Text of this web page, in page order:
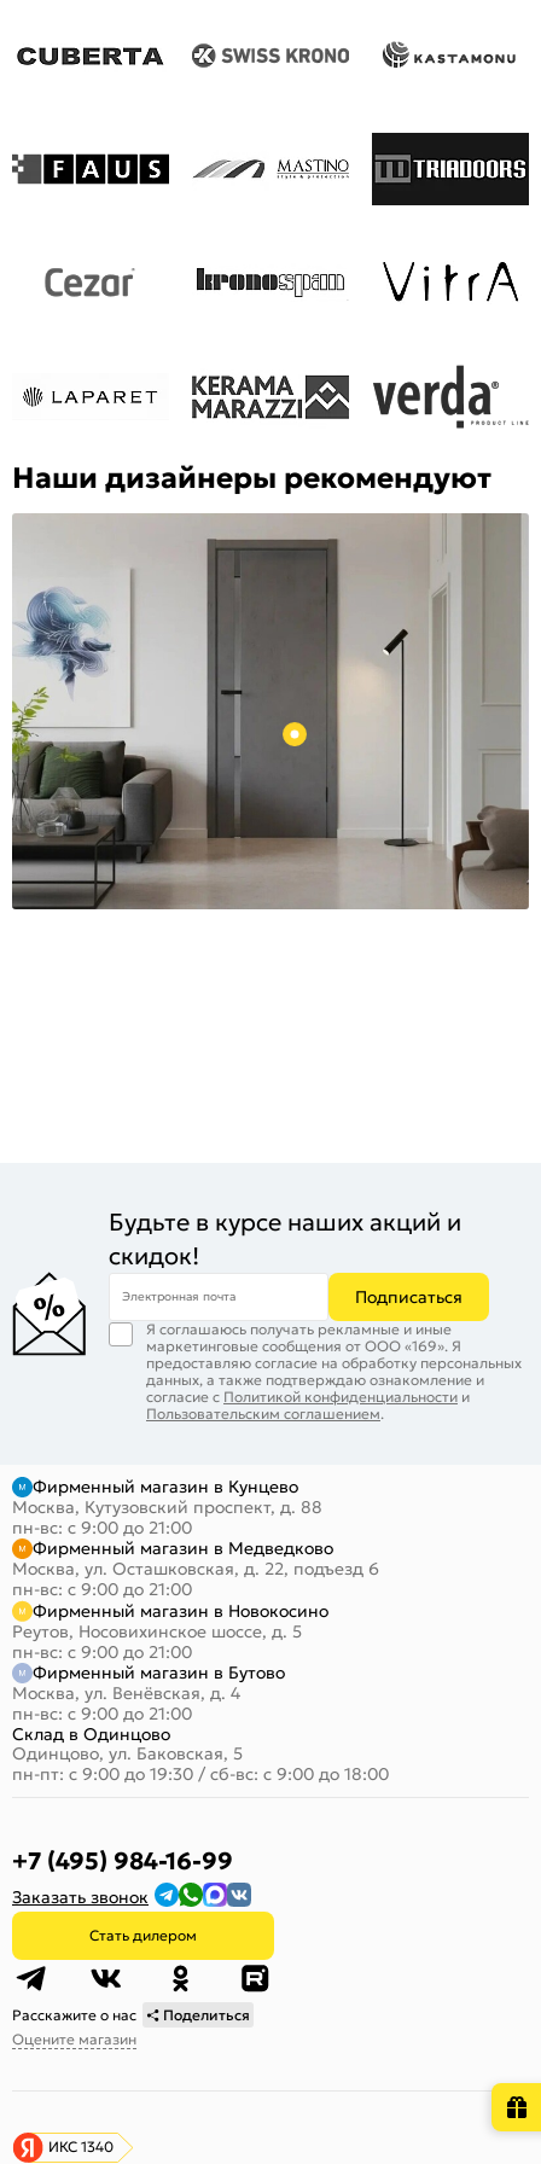
Наши дизайнеры рекомендуют
Будьте в курсе наших акций и
скидок!
Электронная почта Подписаться
Я соглашаюсь получать рекламные и иные
маркетинговые сообщения от ООО «169». Я
предоставляю согласие на обработку персональных
данных, а также подтверждаю ознакомление и
согласие с Политикой конфиденциальности и
Пользовательским соглашением.
Фирменный магазин в Кунцево
Москва, Кутузовский проспект, д. 88
пн-вс: с 9:00 до 21:00
Фирменный магазин в Медведково
Москва, ул. Осташковская, д. 22, подъезд 6
пн-вс: с 9:00 до 21:00
Фирменный магазин в Новокосино
Реутов, Носовихинское шоссе, д. 5
пн-вс: с 9:00 до 21:00
Фирменный магазин в Бутово
Москва, ул. Венёвская, д. 4
пн-вс: с 9:00 до 21:00
Склад в Одинцово
Одинцово, ул. Баковская, 5
пн-пт: с 9:00 до 19:30 / сб-вс: с 9:00 до 18:00
+7 (495) 984-16-99
Заказать звонок
Стать дилером
Расскажите о нас
Поделиться
Оцените магазин
ИКС 1340